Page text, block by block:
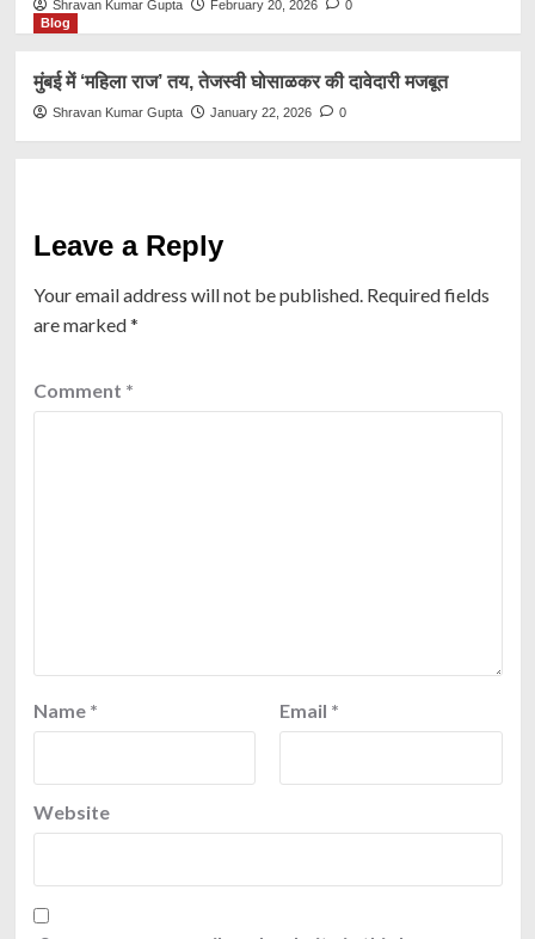
Shravan Kumar Gupta February 20, 2026
0
Blog
मुंबई में ‘महिला राज’ तय, तेजस्वी घोसाळकर की दावेदारी मजबूत
Shravan Kumar Gupta January 22, 2026 0
Leave a Reply
Your email address will not be published. Required fields
are marked*
Comment *
Name * Email *
Website